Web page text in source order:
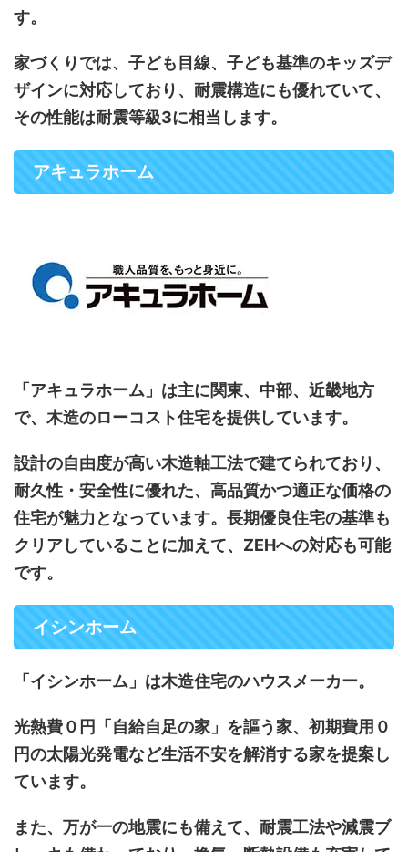
す。
家づくりでは、子ども目線、子ども基準のキッズデ
ザインに対応しており、耐震構造にも優れていて、
その性能は耐震等級3に相当します。
アキュラホーム
「アキュラホーム」は主に関東、中部、近畿地方
で、木造のローコスト住宅を提供しています。
設計の自由度が高い木造軸工法で建てられており、
耐久性・安全性に優れた、高品質かつ適正な価格の
住宅が魅力となっています。長期優良住宅の基準も
クリアしていることに加えて、ZEHへの対応も可能
です。
イシンホーム
「イシンホーム」は木造住宅のハウスメーカー。
光熱費０円「自給自足の家」を謳う家、初期費用０
円の太陽光発電など生活不安を解消する家を提案し
ています。
また、万が一の地震にも備えて、耐震工法や減震ブ